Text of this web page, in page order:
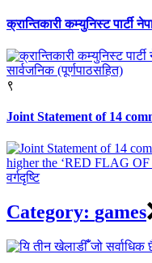
क्रान्तिकारी कम्युनिस्ट पार्टी
९
Joint Statement of 14
वर्गदृष्टि
Category: games